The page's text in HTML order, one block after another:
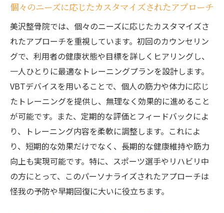
トレーニングによる姿勢改善とその効果
整骨院のトレーニングで得られる心理的な
メリット
体幹トレーニングで得られる持続的な健康
効果
整骨院のトレーニングがもたらす日常生活
の質の向上
VBTデバイスで整骨院が提供する体幹トレーニ
ングの意義
地域の健康促進における整骨院の役割
VBTデバイスを用いた科学的根拠に基づく
トレーニング
個々のニーズに応じたカスタマイズされたアプローチ
美沢整骨院では、個々のニーズに応じたカスタマイズさ
れたアプローチを重視しています。初回のカウンセリン
グで、利用者の健康状態や目標を詳しくヒアリングし、
一人ひとりに最適なトレーニングプランを設計します。
VBTデバイスを用いることで、個人の筋力や体力に応じ
たトレーニングを提供し、無理なく効果的に進めること
が可能です。また、定期的な評価とフィードバックによ
り、トレーニング内容を柔軟に調整します。これによ
り、短期的な効果だけでなく、長期的な健康維持や筋力
向上も実現可能です。特に、スポーツ選手やリハビリ中
の方にとって、このパーソナライズされたアプローチは
怪我の予防や早期回復に大いに役立ちます。